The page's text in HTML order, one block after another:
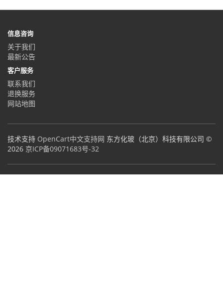
信息咨询
关于我们
最新公告
客户服务
联系我们
退换服务
网站地图
技术支持 OpenCart中文支持网 东方化玻（北京）科技有限公司 ©
2026 京ICP备09071683号-32